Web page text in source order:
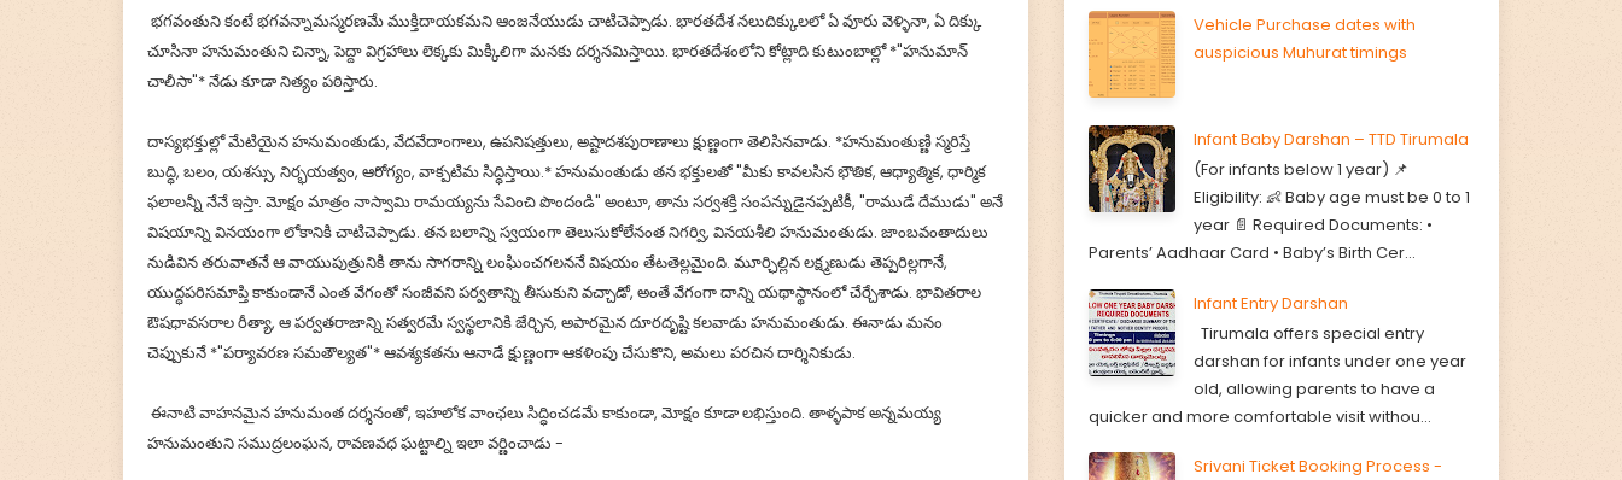
భగవంతుని కంటే భగవన్నామస్మరణమే ముక్తిదాయకమని ఆంజనేయుడు చాటిచెప్పాడు. భారతదేశ నలుదిక్కులలో ఏ వూరు వెళ్ళినా, ఏ దిక్కు
చూసినా హనుమంతుని చిన్నా, పెద్దా విగ్రహాలు లెక్కకు మిక్కిలిగా మనకు దర్శనమిస్తాయి. భారతదేశంలోని కోట్లాది కుటుంబాల్లో *"హనుమాన్
చాలీసా"* నేడు కూడా నిత్యం పఠిస్తారు.
దాస్యభక్తుల్లో మేటియైన హనుమంతుడు, వేదవేదాంగాలు, ఉపనిషత్తులు, అష్టాదశపురాణాలు క్షుణ్ణంగా తెలిసినవాడు. *హనుమంతుణ్ణి స్మరిస్తే
బుద్ధి, బలం, యశస్సు, నిర్భయత్వం, ఆరోగ్యం, వాక్పటిమ సిద్ధిస్తాయి.* హనుమంతుడు తన భక్తులతో "మీకు కావలసిన భౌతిక, ఆధ్యాత్మిక, ధార్మిక
ఫలాలన్నీ నేనే ఇస్తా. మోక్షం మాత్రం నాస్వామి రామయ్యను సేవించి పొందండి" అంటూ, తాను సర్వశక్తి సంపన్నుడైనప్పటికీ, "రాముడే దేముడు" అనే
విషయాన్ని వినయంగా లోకానికి చాటిచెప్పాడు. తన బలాన్ని స్వయంగా తెలుసుకోలేనంత నిగర్వి, వినయశీలి హనుమంతుడు. జాంబవంతాదులు
నుడివిన తరువాతనే ఆ వాయుపుత్రునికి తాను సాగరాన్ని లంఘించగలననే విషయం తేటతెల్లమైంది. మూర్ఛిల్లిన లక్ష్మణుడు తెప్పరిల్లగానే,
యుద్ధపరిసమాప్తి కాకుండానే ఎంత వేగంతో సంజీవని పర్వతాన్ని తీసుకుని వచ్చాడో, అంతే వేగంగా దాన్ని యథాస్థానంలో చేర్చేశాడు. భావితరాల
ఔషధావసరాల రీత్యా, ఆ పర్వతరాజాన్ని సత్వరమే స్వస్థలానికి జేర్చిన, అపారమైన దూరదృష్టి కలవాడు హనుమంతుడు. ఈనాడు మనం
చెప్పుకునే *"పర్యావరణ సమతౌల్యత"* ఆవశ్యకతను ఆనాడే క్షుణ్ణంగా ఆకళింపు చేసుకొని, అమలు పరచిన దార్శినికుడు.
ఈనాటి వాహనమైన హనుమంత దర్శనంతో, ఇహలోక వాంఛలు సిద్ధించడమే కాకుండా, మోక్షం కూడా లభిస్తుంది. తాళ్ళపాక అన్నమయ్య
హనుమంతుని సముద్రలంఘన, రావణవధ ఘట్టాల్ని ఇలా వర్ణించాడు -
Vehicle Purchase dates with
auspicious Muhurat timings
Infant Baby Darshan – TTD Tirumala
(For infants below 1 year) 📌
Eligibility: 👶 Baby age must be 0 to 1
year 📄 Required Documents: •
Parents’ Aadhaar Card • Baby’s Birth Cer...
Infant Entry Darshan
Tirumala offers special entry
darshan for infants under one year
old, allowing parents to have a
quicker and more comfortable visit withou...
Srivani Ticket Booking Process -
🙏 Support TirumalaHills ॐ
🙏 Donate Now!